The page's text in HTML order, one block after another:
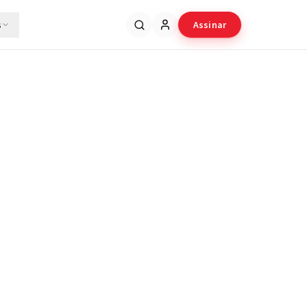
Assinar